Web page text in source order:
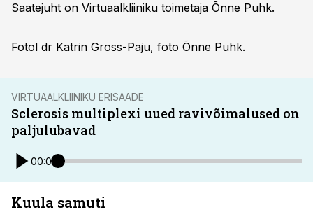
Saatejuht on Virtuaalkliiniku toimetaja Õnne Puhk.
Fotol dr Katrin Gross-Paju, foto Õnne Puhk.
VIRTUAALKLIINIKU ERISAADE
Sclerosis multiplexi uued ravivõimalused on
paljulubavad
00:00
Kuula samuti